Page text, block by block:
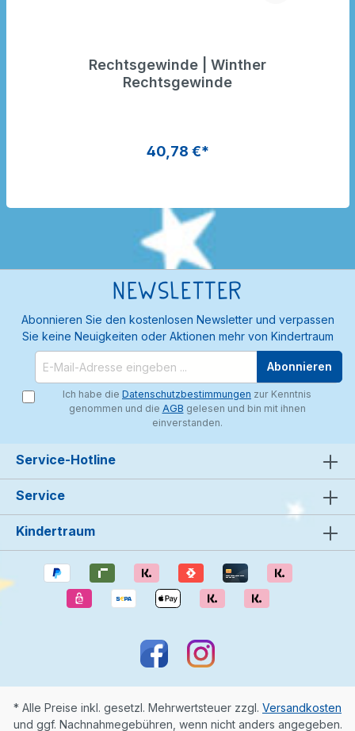
Rechtsgewinde | Winther
Rechtsgewinde
40,78 €*
Newsletter
Abonnieren Sie den kostenlosen Newsletter und verpassen
Sie keine Neuigkeiten oder Aktionen mehr von Kindertraum
Abonnieren
Ich habe die Datenschutzbestimmungen zur Kenntnis
genommen und die AGB gelesen und bin mit ihnen
einverstanden.
Service-Hotline
Service
Kindertraum
* Alle Preise inkl. gesetzl. Mehrwertsteuer zzgl. Versandkosten
und ggf. Nachnahmegebühren, wenn nicht anders angegeben.